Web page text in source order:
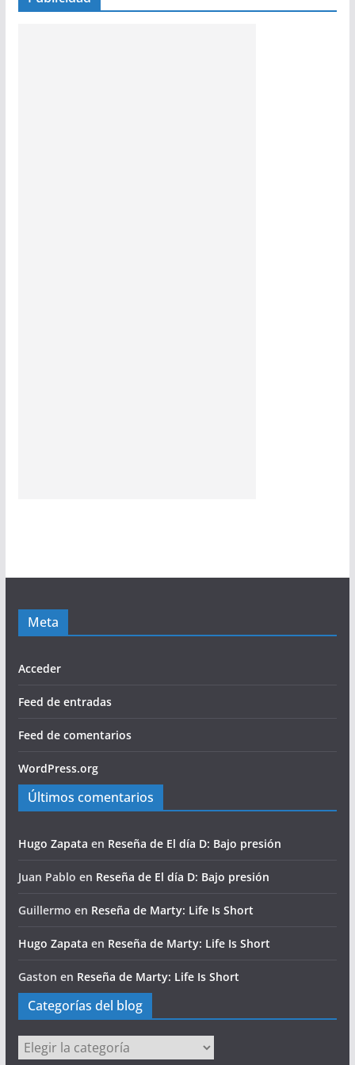
Meta
Acceder
Feed de entradas
Feed de comentarios
WordPress.org
Últimos comentarios
Hugo Zapata en Reseña de El día D: Bajo presión
Juan Pablo en Reseña de El día D: Bajo presión
Guillermo en Reseña de Marty: Life Is Short
Hugo Zapata en Reseña de Marty: Life Is Short
Gaston en Reseña de Marty: Life Is Short
Categorías del blog
Categorías